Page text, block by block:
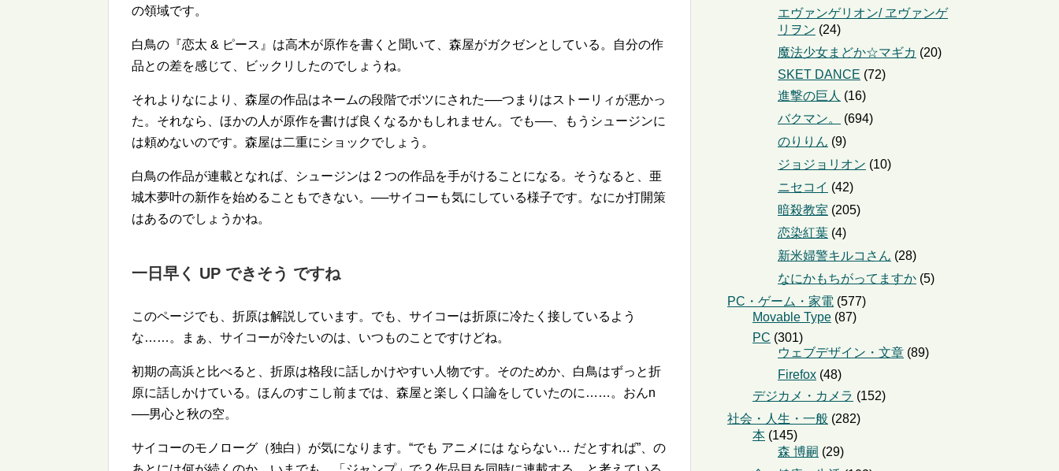
の領域です。
白鳥の『恋太 & ピース』は高木が原作を書くと聞いて、森屋がガクゼンとしている。自分の作
品との差を感じて、ビックリしたのでしょうね。
それよりなにより、森屋の作品はネームの段階でボツにされた──つまりはストーリィが悪かっ
た。それなら、ほかの人が原作を書けば良くなるかもしれません。でも──、もうシュージンに
は頼めないのです。森屋は二重にショックでしょう。
白鳥の作品が連載となれば、シュージンは 2 つの作品を手がけることになる。そうなると、亜
城木夢叶の新作を始めることもできない。──サイコーも気にしている様子です。なにか打開策
はあるのでしょうかね。
一日早く UP できそう ですね
このページでも、折原は解説しています。でも、サイコーは折原に冷たく接しているよう
な……。まぁ、サイコーが冷たいのは、いつものことですけどね。
初期の高浜と比べると、折原は格段に話しかけやすい人物です。そのためか、白鳥はずっと折
原に話しかけている。ほんのすこし前までは、森屋と楽しく口論をしていたのに……。おんn
──男心と秋の空。
サイコーのモノローグ（独白）が気になります。 でも アニメには ならない… だとすれば
、の
エヴァンゲリオン/ ヱヴァンゲ
リヲン (24)
魔法少女まどか☆マギカ (20)
SKET DANCE (72)
進撃の巨人 (16)
バクマン。
(694)
のりりん (9)
ジョジョリオン (10)
ニセコイ (42)
暗殺教室 (205)
恋染紅葉 (4)
新米婦警キルコさん (28)
なにかもちがってますか (5)
PC・ゲーム・家電 (577)
Movable Type (87)
PC (301)
ウェブデザイン・文章 (89)
Firefox (48)
デジカメ・カメラ (152)
社会・人生・一般 (282)
本 (145)
森 博嗣 (29)